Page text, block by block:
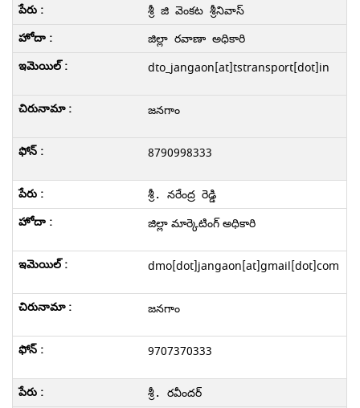
శ్రీ జి వెంకట శ్రీనివాస్
జిల్లా రవాణా అధికారి
dto_jangaon[at]tstransport[dot]in
జనగాం
8790998333
శ్రీ. నరేంద్ర రెడ్డి
జిల్లా మార్కెటింగ్ అధికారి
dmo[dot]jangaon[at]gmail[dot]com
జనగాం
9707370333
శ్రీ. రవీందర్